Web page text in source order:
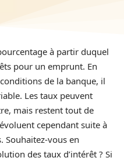
à partir duquel
pour un emprunt. En
de la banque, il
Les taux peuvent
mais restent tout de
cependant suite à
Souhaitez-vous en
des taux d’intérêt ? Si